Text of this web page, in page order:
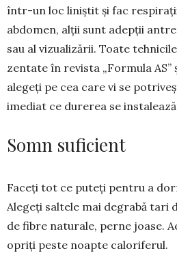
într-un loc liniștit și fac
ab­domen, alții sunt adep­ții
sau al vi­zualizării. Toate
zen­tate în revista „Formula AS”
alegeți pe cea care vi se
imediat ce durerea se
Somn suficient
Faceți tot ce puteți pen­tru a
Alegeți sal­tele mai de­grabă tari
de fibre naturale, per­ne joase.
opriți peste noap­te caloriferul.